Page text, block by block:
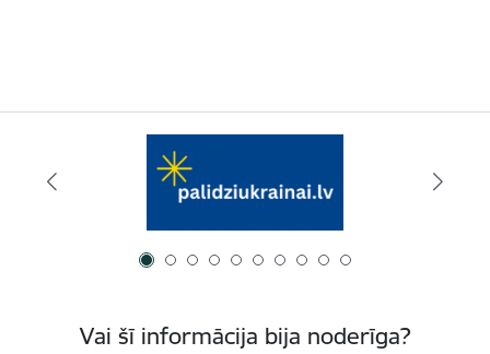
Vai šī informācija bija noderīga?